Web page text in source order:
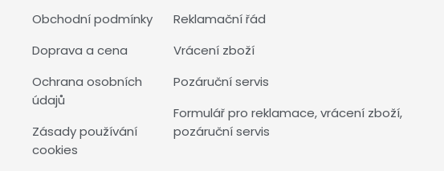
Obchodní podmínky
Doprava a cena
Ochrana osobních
údajů
Zásady používání
cookies
Reklamační řád
Vrácení zboží
Pozáruční servis
Formulář pro reklamace, vrácení zboží,
pozáruční servis